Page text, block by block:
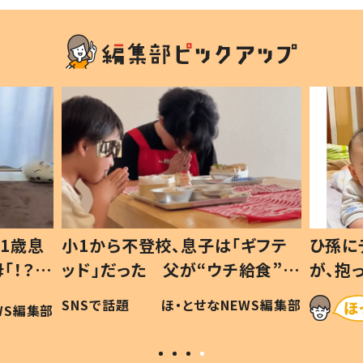
フテ
食”を
編集部
ひ孫にデレデレな80歳じいじ
が、抱っこすると…ひ孫の反応に
「涙が出ました」「可愛くて仕方な
い」
ほ・とせなNEWS編集部